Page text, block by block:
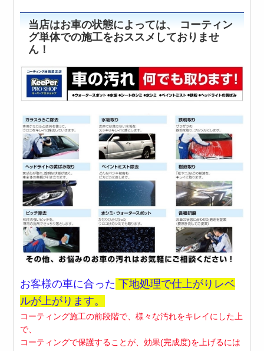
当店はお車の状態によっては、 コーティン
グ単体での施工をおススメしておりませ
ん！
お客様の車に合った 下地処理で仕上がりレベ
ルが上がります。
コーティング施工の前段階で、様々な汚れをキレイにした上
で、
コーティングで保護することが、効果(完成度)を上げるには